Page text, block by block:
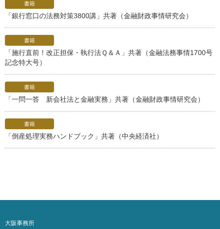
書籍
「銀行窓口の法務対策3800講」共著（金融財政事情研究会）
書籍
「施行直前！改正担保・執行法Ｑ＆Ａ」共著（金融法務事情1700号
記念特大号）
書籍
「一問一答 新会社法と金融実務」共著（金融財政事情研究会）
書籍
「倒産処理実務ハンドブック」共著（中央経済社）
大阪事務所